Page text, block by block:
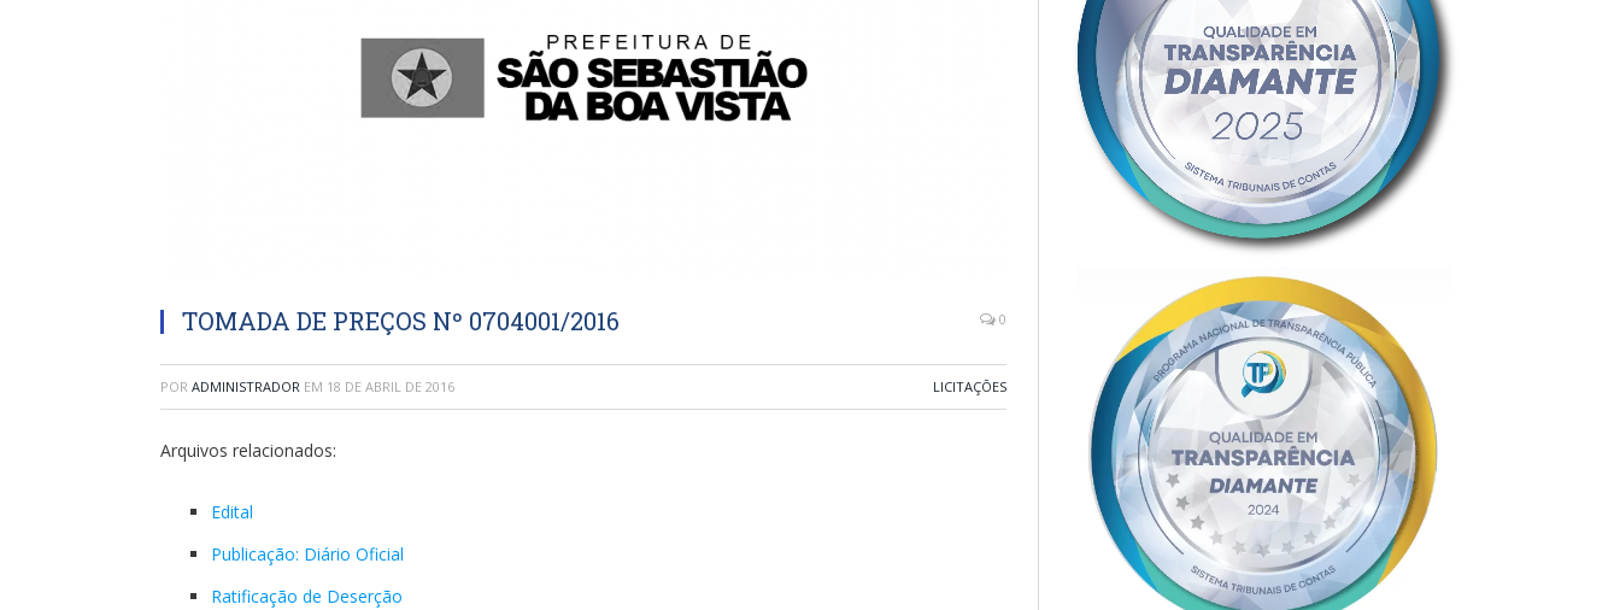
TOMADA DE PREÇOS Nº 0704001/2016 0
POR ADMINISTRADOR EM 18 DE ABRIL DE 2016 LICITAÇÕES
Arquivos relacionados:
Edital
Publicação: Diário Oficial
Ratificação de Deserção